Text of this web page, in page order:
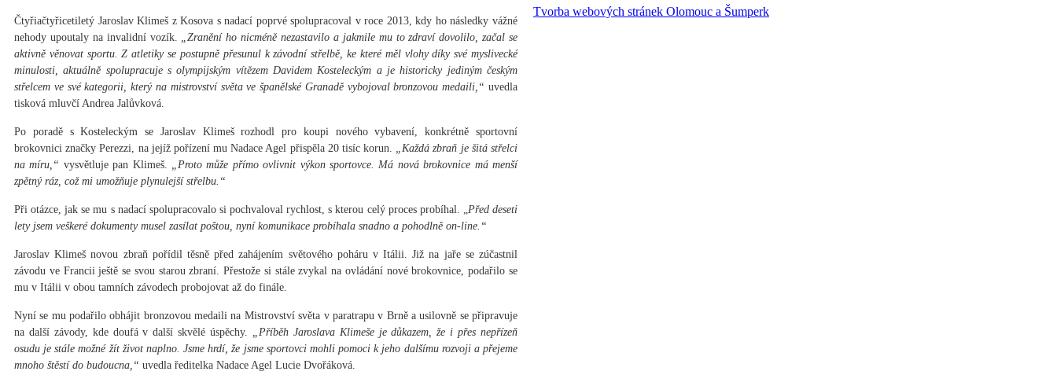
Čtyřiačtyřicetiletý Jaroslav Klimeš z Kosova s nadací poprvé spolupracoval v roce 2013, kdy ho následky vážné
nehody upoutaly na invalidní vozík. „Zranění ho nicméně nezastavilo a jakmile mu to zdraví dovolilo, začal se
aktivně věnovat sportu. Z atletiky se postupně přesunul k závodní střelbě, ke které měl vlohy díky své myslivecké
minulosti, aktuálně spolupracuje s olympijským vítězem Davidem Kosteleckým a je historicky jediným českým
střelcem ve své kategorii, který na mistrovství světa ve španělské Granadě vybojoval bronzovou medaili,“ uvedla
tisková mluvčí Andrea Jalůvková.
Po poradě s Kosteleckým se Jaroslav Klimeš rozhodl pro koupi nového vybavení, konkrétně sportovní
brokovnici značky Perezzi, na jejíž pořízení mu Nadace Agel přispěla 20 tisíc korun. „Každá zbraň je šitá střelci
na míru,“ vysvětluje pan Klimeš. „Proto může přímo ovlivnit výkon sportovce. Má nová brokovnice má menší
zpětný ráz, což mi umožňuje plynulejší střelbu.“
Při otázce, jak se mu s nadací spolupracovalo si pochvaloval rychlost, s kterou celý proces probíhal. „Před deseti
lety jsem veškeré dokumenty musel zasílat poštou, nyní komunikace probíhala snadno a pohodlně on-line.“
Jaroslav Klimeš novou zbraň pořídil těsně před zahájením světového poháru v Itálii. Již na jaře se zúčastnil
závodu ve Francii ještě se svou starou zbraní. Přestože si stále zvykal na ovládání nové brokovnice, podařilo se
mu v Itálii v obou tamních závodech probojovat až do finále.
Nyní se mu podařilo obhájit bronzovou medaili na Mistrovství světa v paratrapu v Brně a usilovně se připravuje
na další závody, kde doufá v další skvělé úspěchy. „Příběh Jaroslava Klimeše je důkazem, že i přes nepřízeň
osudu je stále možné žít život naplno. Jsme hrdí, že jsme sportovci mohli pomoci k jeho dalšímu rozvoji a přejeme
mnoho štěstí do budoucna,“ uvedla ředitelka Nadace Agel Lucie Dvořáková.
Tvorba webových stránek Olomouc a Šumperk